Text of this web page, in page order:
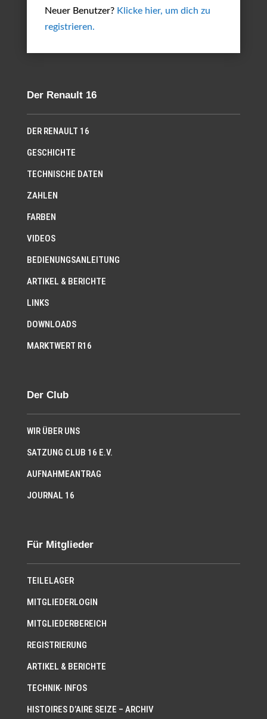
Neuer Benutzer? Klicke hier, um dich zu
registrieren.
Der Renault 16
DER RENAULT 16
GESCHICHTE
TECHNISCHE DATEN
ZAHLEN
FARBEN
VIDEOS
BEDIENUNGSANLEITUNG
ARTIKEL & BERICHTE
LINKS
DOWNLOADS
MARKTWERT R16
Der Club
WIR ÜBER UNS
SATZUNG CLUB 16 E.V.
AUFNAHMEANTRAG
JOURNAL 16
Für Mitglieder
TEILELAGER
MITGLIEDERLOGIN
MITGLIEDERBEREICH
REGISTRIERUNG
ARTIKEL & BERICHTE
TECHNIK- INFOS
HISTOIRES D’AIRE SEIZE – ARCHIV